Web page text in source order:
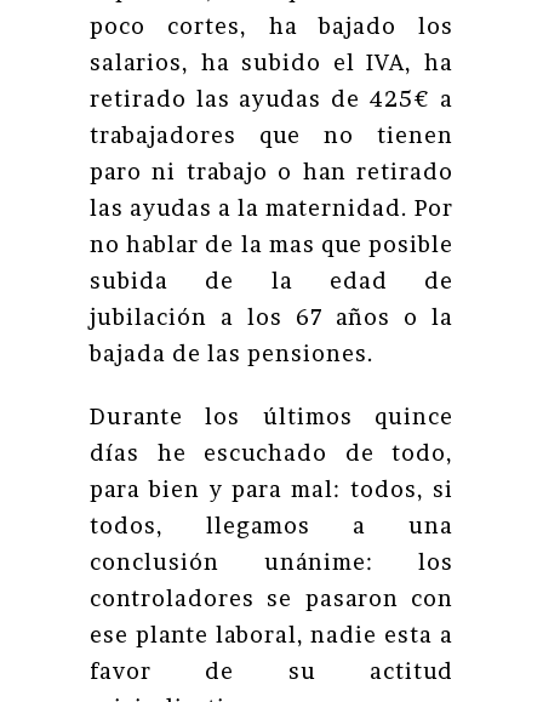
poco cortes, ha bajado los
salarios, ha subido el IVA, ha
retirado las ayudas de 425€ a
trabajadores que no tienen
paro ni trabajo o han retirado
las ayudas a la maternidad. Por
no hablar de la mas que posible
subida de la edad de
jubilación a los 67 años o la
bajada de las pensiones.
Durante los últimos quince
días he escuchado de todo,
para bien y para mal: todos, si
todos, llegamos a una
conclusión unánime: los
controladores se pasaron con
ese plante laboral, nadie esta a
favor de su actitud